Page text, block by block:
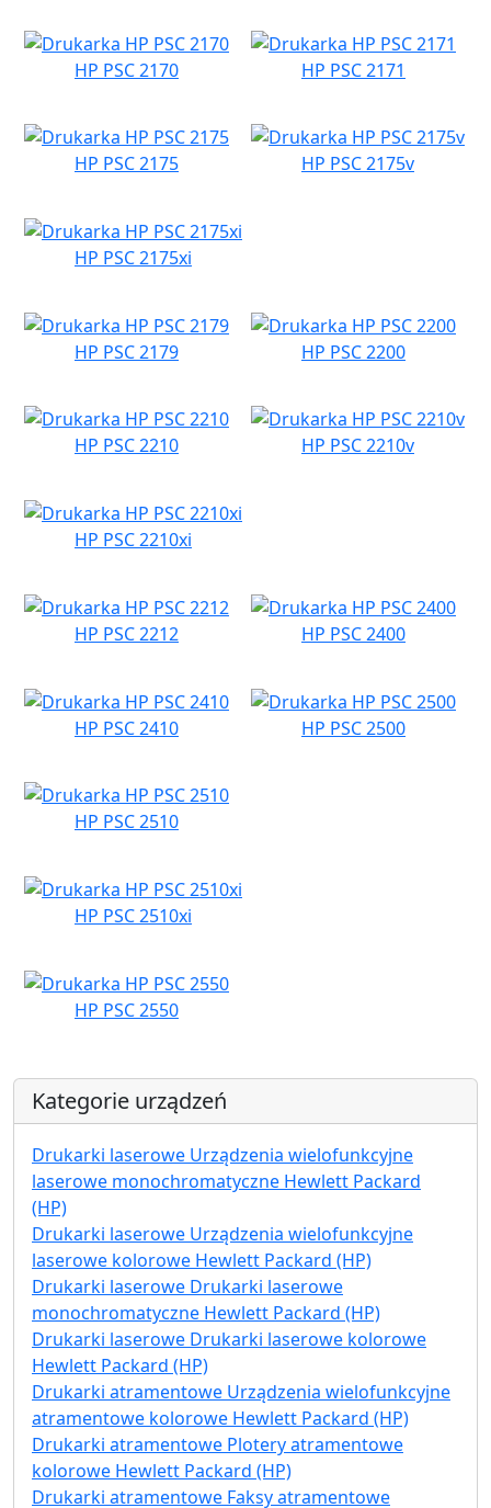
HP PSC 2170 HP PSC 2171
HP PSC 2175 HP PSC 2175v
HP PSC 2175xi
HP PSC 2179 HP PSC 2200
HP PSC 2210 HP PSC 2210v
HP PSC 2210xi
HP PSC 2212 HP PSC 2400
HP PSC 2410 HP PSC 2500
HP PSC 2510
HP PSC 2510xi
HP PSC 2550
Kategorie urządzeń
Drukarki laserowe Urządzenia wielofunkcyjne
laserowe monochromatyczne Hewlett Packard
(HP)
Drukarki laserowe Urządzenia wielofunkcyjne
laserowe kolorowe Hewlett Packard (HP)
Drukarki laserowe Drukarki laserowe
monochromatyczne Hewlett Packard (HP)
Drukarki laserowe Drukarki laserowe kolorowe
Hewlett Packard (HP)
Drukarki atramentowe Urządzenia wielofunkcyjne
atramentowe kolorowe Hewlett Packard (HP)
Drukarki atramentowe Plotery atramentowe
kolorowe Hewlett Packard (HP)
Drukarki atramentowe Faksy atramentowe